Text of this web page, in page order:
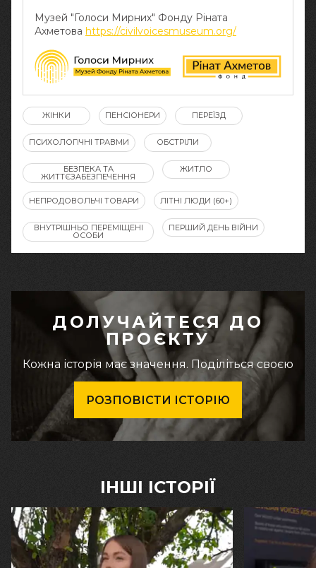
Музей "Голоси Мирних" Фонду Ріната
Ахметова https://civilvoicesmuseum.org/
ЖІНКИ ПЕНСІОНЕРИ ПЕРЕЇЗД
ПСИХОЛОГІЧНІ ТРАВМИ ОБСТРІЛИ
БЕЗПЕКА ТА
ЖИТТЄЗАБЕЗПЕЧЕННЯ
ЖИТЛО
НЕПРОДОВОЛЬЧІ ТОВАРИ ЛІТНІ ЛЮДИ (60+)
ВНУТРІШНЬО ПЕРЕМІЩЕНІ
ОСОБИ
ПЕРШИЙ ДЕНЬ ВІЙНИ
ДОЛУЧАЙТЕСЯ ДО
ПРОЄКТУ
Кожна історія має значення. Поділіться своєю
РОЗПОВІСТИ ІСТОРІЮ
ІНШІ ІСТОРІЇ